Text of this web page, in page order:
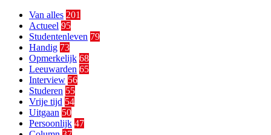
Van alles 201
Actueel 95
Studentenleven 79
Handig 73
Opmerkelijk 68
Leeuwarden 65
Interview 56
Studeren 55
Vrije tijd 54
Uitgaan 50
Persoonlijk 47